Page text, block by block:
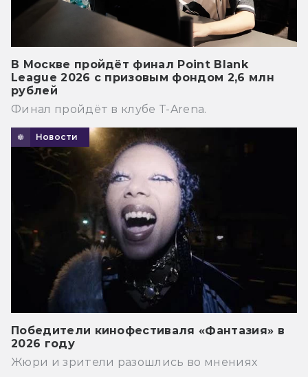
В Москве пройдёт финал Point Blank
League 2026 с призовым фондом 2,6 млн
рублей
Финал пройдёт в клубе T-Arena.
Новости
Победители кинофестиваля «Фантазия» в
2026 году
Жюри и зрители разошлись во мнениях